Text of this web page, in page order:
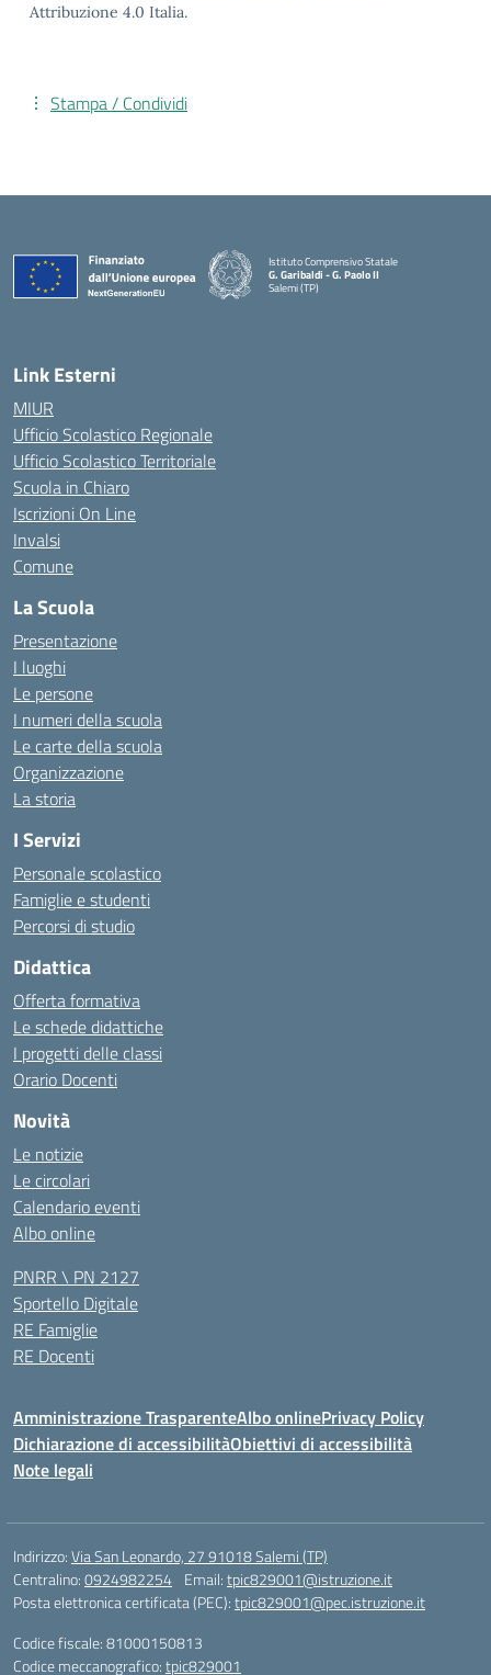
Attribuzione 4.0 Italia.
Stampa / Condividi
Istituto Comprensivo Statale
G. Garibaldi - G. Paolo II
Salemi (TP)
Link Esterni
MIUR
Ufficio Scolastico Regionale
Ufficio Scolastico Territoriale
Scuola in Chiaro
Iscrizioni On Line
Invalsi
Comune
La Scuola
Presentazione
I luoghi
Le persone
I numeri della scuola
Le carte della scuola
Organizzazione
La storia
I Servizi
Personale scolastico
Famiglie e studenti
Percorsi di studio
Didattica
Offerta formativa
Le schede didattiche
I progetti delle classi
Orario Docenti
Novità
Le notizie
Le circolari
Calendario eventi
Albo online
PNRR \ PN 2127
Sportello Digitale
RE Famiglie
RE Docenti
Amministrazione TrasparenteAlbo onlinePrivacy Policy
Dichiarazione di accessibilitàObiettivi di accessibilità
Note legali
Indirizzo:Via San Leonardo, 27 91018 Salemi (TP)
Centralino:0924982254 Email:tpic829001@istruzione.it
Posta elettronica certificata (PEC):tpic829001@pec.istruzione.it
Codice fiscale: 81000150813
Codice meccanografico:tpic829001